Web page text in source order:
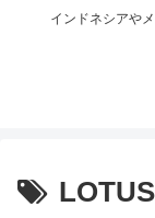
インドネシアや